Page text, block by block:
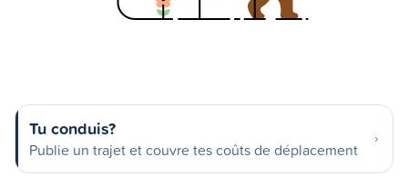
Tu conduis?
Publie un trajet et couvre tes coûts de déplacement